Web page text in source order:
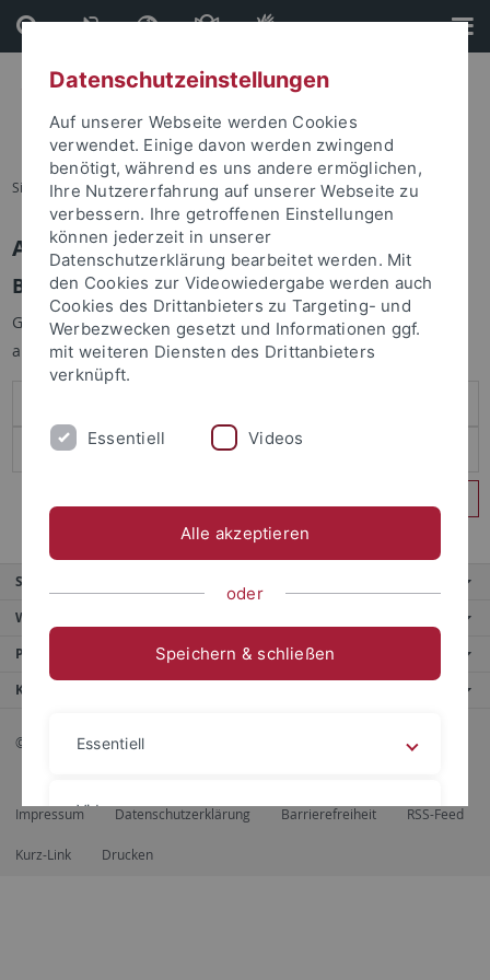
Direkt
zum
Inhalt
Direkt
zur
Fußleiste
Sie sind hier: Startseite
Anmelden
Benutzeranmeldung
Geben Sie Ihren Benutzernamen und Ihr Passwort an um sich
anzumelden:
Service
Weitere Angebote
Portale
Kontaktinfo
© 2026 Eberhard Karls Universität Tübingen, Tübingen
Impressum Datenschutzerklärung Barrierefreiheit RSS-Feed
Kurz-Link Drucken
Datenschutzeinstellungen
Auf unserer Webseite werden Cookies
verwendet. Einige davon werden zwingend
benötigt, während es uns andere ermöglichen,
Ihre Nutzererfahrung auf unserer Webseite zu
verbessern. Ihre getroffenen Einstellungen
können jederzeit in unserer
Datenschutzerklärung bearbeitet werden. Mit
den Cookies zur Videowiedergabe werden auch
Cookies des Drittanbieters zu Targeting- und
Werbezwecken gesetzt und Informationen ggf.
mit weiteren Diensten des Drittanbieters
verknüpft.
Essentiell Videos
Alle akzeptieren
oder
Speichern & schließen
Essentiell
Videos